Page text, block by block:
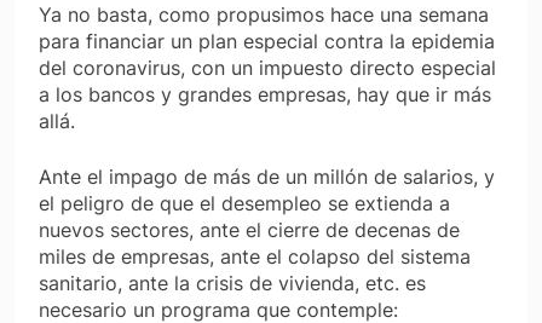
Ya no basta, como propusimos hace una semana
para financiar un plan especial contra la epidemia
del coronavirus, con un impuesto directo especial
a los bancos y grandes empresas, hay que ir más
allá.
Ante el impago de más de un millón de salarios, y
el peligro de que el desempleo se extienda a
nuevos sectores, ante el cierre de decenas de
miles de empresas, ante el colapso del sistema
sanitario, ante la crisis de vivienda, etc. es
necesario un programa que contemple: